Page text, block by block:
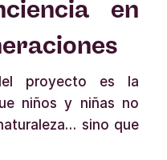
en
proyecto es la
niños y niñas no
sino que